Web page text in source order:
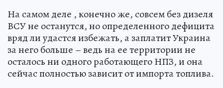
На самом деле , конечно же, совсем без дизеля
ВСУ не останутся, но определенного дефицита
вряд ли удастся избежать, а заплатит Украина
за него больше – ведь на ее территории не
осталось ни одного работающего НПЗ, и она
сейчас полностью зависит от импорта топлива.